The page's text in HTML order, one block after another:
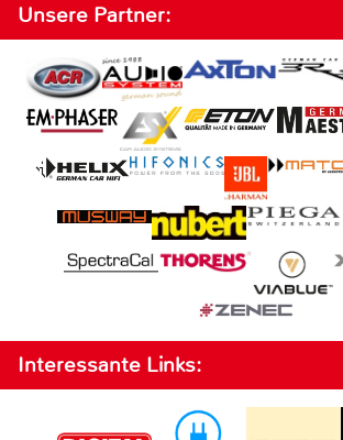
Unsere Partner:
Interessante Links: